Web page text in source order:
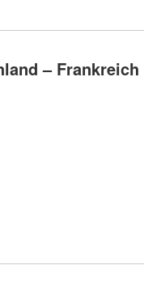
– Frankreich